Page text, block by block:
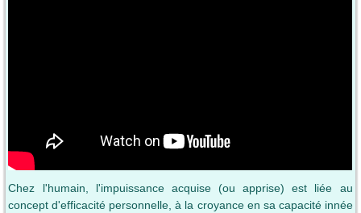
Chez l'humain, l'impuissance acquise (ou apprise) est liée au
concept d'efficacité personnelle, à la croyance en sa capacité innée